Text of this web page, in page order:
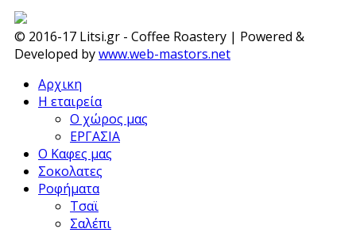
© 2016-17 Litsi.gr - Coffee Roastery | Powered &
Developed bywww.web-mastors.net
Αρχικη
Η εταιρεία
Ο χώρος μας
ΕΡΓΑΣΙΑ
Ο Καφες μας
Σοκολατες
Ροφήματα
Τσαϊ
Σαλέπι